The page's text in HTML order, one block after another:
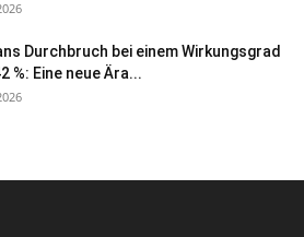
Durchbruch bei einem Wirkungsgrad
%: Eine neue Ära...